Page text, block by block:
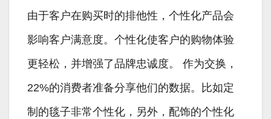
由于客户在购买时的排他性，个性化产品会
影响客户满意度。个性化使客户的购物体验
更轻松，并增强了品牌忠诚度。 作为交换，
22%的消费者准备分享他们的数据。比如定
制的毯子非常个性化，另外，配饰的个性化